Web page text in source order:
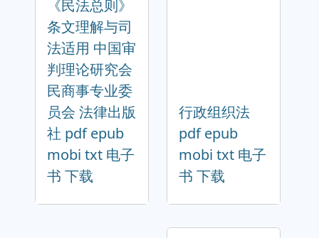
《民法总则》
条文理解与司
法适用 中国审
判理论研究会
民商事专业委
员会 法律出版
社 pdf epub
mobi txt 电子
书 下载
行政组织法
pdf epub
mobi txt 电子
书 下载